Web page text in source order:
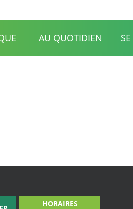
AU QUOTIDIEN
HORAIRES